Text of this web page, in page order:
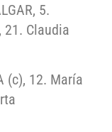
5.
21. Claudia
(c), 12. María